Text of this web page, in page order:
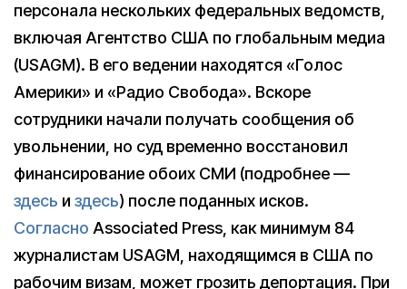
персонала нескольких федеральных ведомств,
включая Агентство США по глобальным медиа
(USAGM). В его ведении находятся «Голос
Америки» и «Радио Свобода». Вскоре
сотрудники начали получать сообщения об
увольнении, но суд временно восстановил
финансирование обоих СМИ (подробнее —
здесь и здесь) после поданных исков.
Согласно Associated Press, как минимум 84
журналистам USAGM, находящимся в США по
рабочим визам, может грозить депортация. При